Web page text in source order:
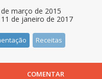
março de 2015
11 de janeiro de 2017
Receitas
COMENTAR